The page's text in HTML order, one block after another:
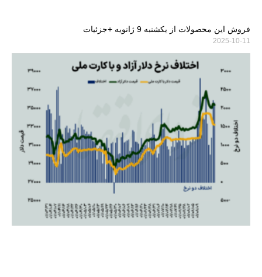
فروش این محصولات از یکشنبه 9 ژانویه +جزئیات
2025-10-11